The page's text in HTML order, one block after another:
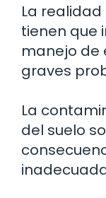
La
tienen que
manejo de
graves
La
del suelo